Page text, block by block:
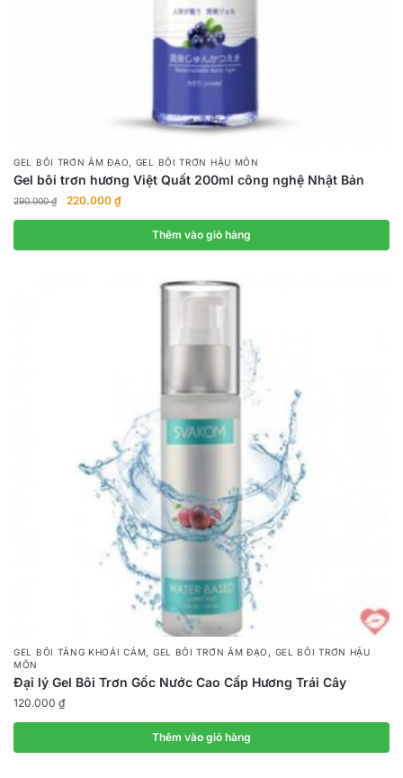
GEL BÔI TRƠN ÂM ĐẠO, GEL BÔI TRƠN HẬU MÔN
Gel bôi trơn hương Việt Quất 200ml công nghệ Nhật Bản
290.000₫
Giá
gốc
290.000 ₫.
220.000 ₫Giá
hiện
là:
Thêm vào giỏ hàng
GEL BÔI TĂNG KHOÁI CẢM GEL BÔI TRƠN ÂM ĐẠO
GEL BÔI TRƠN HẬU
MÔN
Đại lý Gel Bôi Trơn Gốc Nước Cao Cấp Hương Trái Cây
120.000 ₫
Thêm vào giỏ hàng